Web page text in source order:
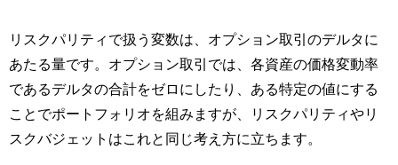
リスクパリティで扱う変数は、オプション取引のデルタに
あたる量です。オプション取引では、各資産の価格変動率
であるデルタの合計をゼロにしたり、ある特定の値にする
ことでポートフォリオを組みますが、リスクパリティやリ
スクバジェットはこれと同じ考え方に立ちます。